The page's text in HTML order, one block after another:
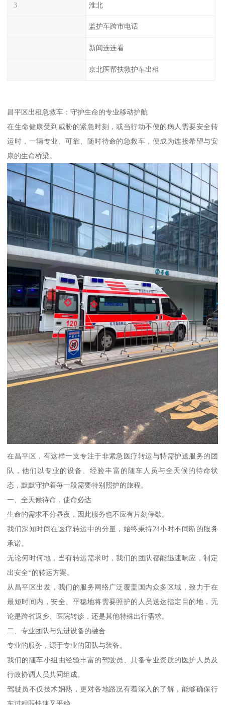
3 淮北
监护车跨市电话
新闻连连看
京北医帮扶救护车出租
昌平区出租急救车：守护生命的专业移动护航
在生命健康受到威胁的紧急时刻，或当行动不便的病人需要安全转
运时，一辆专业、可靠、随时待命的急救车，便成为连接希望与安
康的生命桥梁。
在昌平区，有这样一支专注于非紧急医疗转运与特需护送服务的团
队，他们以专业的设备、经验丰富的随车人员与全天候的待命状
态，默默守护着每一段需要特别照护的旅程。
一、全天候待命，使命必达
生命的需求不分昼夜，因此服务也不应有片刻停歇。
我们深知时间在医疗转运中的分量，始终秉持24小时不间断的服务
承诺。
无论何时何地，当有转运需求时，我们的团队都能迅速响应，制定
出安全*的转运方案。
从昌平区出发，我们的服务网络广泛覆盖国内众多区域，致力于在
最短时间内，安全、平稳地将需要照护的人员送达指定目的地，无
论是跨省返乡、医院转诊，还是其他特殊出行需求。
二、专业团队与先进设备的融合
专业的服务，源于专业的团队与装备。
我们的随车小组由经验丰富的驾驶员、具备专业资质的医护人员及
行政协调人员共同组成。
驾驶员不仅技术娴熟，更对各地路况有着深入的了解，能够确保行
车过程既快速又平稳。